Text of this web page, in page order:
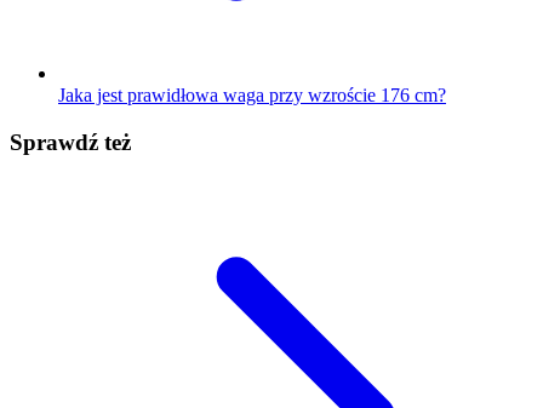
Jaka jest prawidłowa waga przy wzroście 176 cm?
Sprawdź też